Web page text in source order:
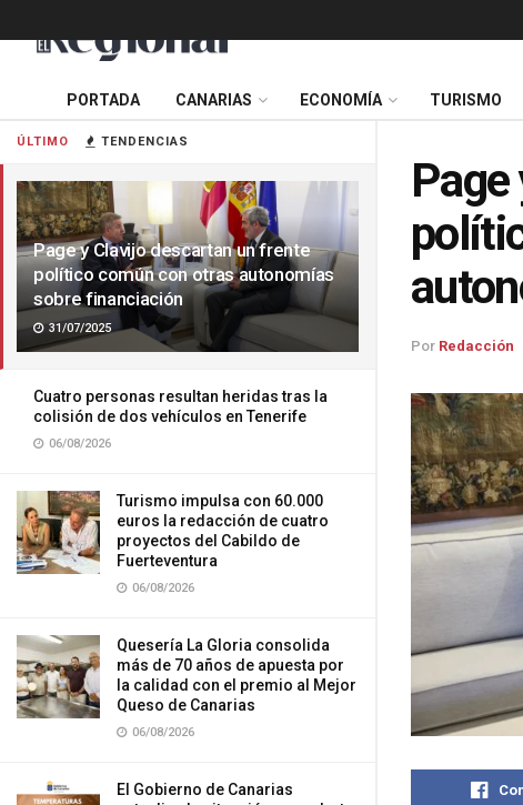
ÚLTIMO TENDENCIAS
Page y Clavijo descartan un frente
político común con otras autonomías
sobre financiación
31/07/2025
Cuatro personas resultan heridas tras la
colisión de dos vehículos en Tenerife
06/08/2026
Turismo impulsa con 60.000
euros la redacción de cuatro
proyectos del Cabildo de
Fuerteventura
06/08/2026
Quesería La Gloria consolida
más de 70 años de apuesta por
la calidad con el premio al Mejor
Queso de Canarias
06/08/2026
El Gobierno de Canarias
PORTADA CANARIAS ECONOMÍA TURISMO
Por Redacción